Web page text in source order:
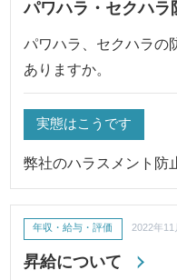
パワハラ・セクハラ
パワハラ、セクハラの
ありますか。
実態はこうです
弊社のハラスメント
昇給について
年収・給与・評価 2022年